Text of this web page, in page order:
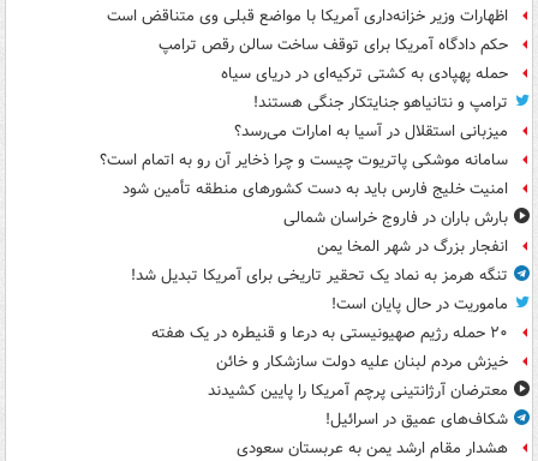
اظهارات وزیر خزانه‌داری آمریکا با مواضع قبلی وی متناقض است
حکم دادگاه آمریکا برای توقف ساخت سالن رقص ترامپ
حمله پهپادی به کشتی ترکیه‌ای در دریای سیاه
ترامپ و نتانیاهو جنایتکار جنگی هستند!
میزبانی استقلال در آسیا به امارات می‌رسد؟
سامانه موشکی پاتریوت چیست و چرا ذخایر آن رو به اتمام است؟
امنیت خلیج فارس باید به دست کشورهای منطقه تأمین شود
بارش باران در فاروج خراسان شمالی
انفجار بزرگ در شهر المخا یمن
تنگه هرمز به نماد یک تحقیر تاریخی برای آمریکا تبدیل شد!
ماموریت در حال پایان است!
۲۰ حمله رژیم صهیونیستی به درعا و قنیطره در یک هفته
خیزش مردم لبنان علیه دولت سازشکار و خائن
معترضان آرژانتینی پرچم آمریکا را پایین کشیدند
شکاف‌های عمیق در اسرائیل!
هشدار مقام ارشد یمن به عربستان سعودی